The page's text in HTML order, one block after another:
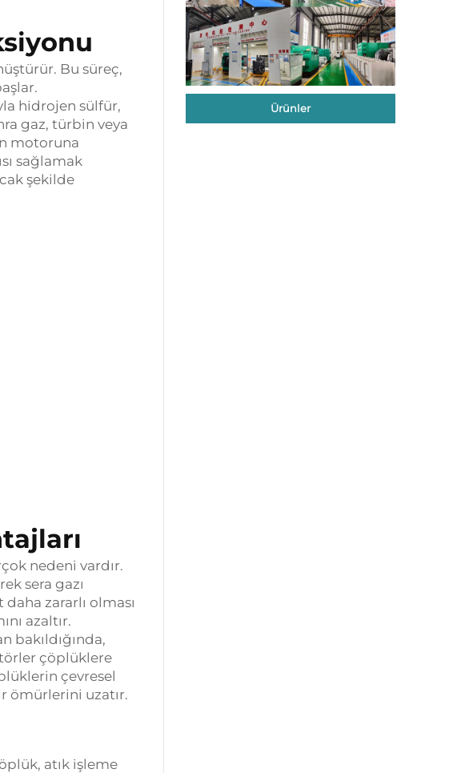
Bu süreç,
hidrojen sülfür,
gaz, türbin veya
motoruna
sağlamak
şekilde
nedeni vardır.
sera gazı
zararlı olması
azaltır.
bakıldığında,
çöplüklere
çevresel
ömürlerini uzatır.
atık işleme
Ürünler